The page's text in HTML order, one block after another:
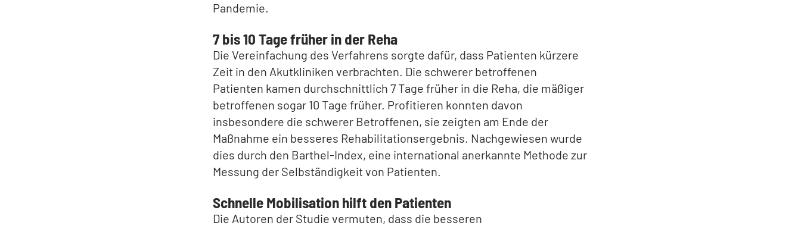
Pandemie.
7 bis 10 Tage früher in der Reha
Die Vereinfachung des Verfahrens sorgte dafür, dass Patienten kürzere
Zeit in den Akutkliniken verbrachten. Die schwerer betroffenen
Patienten kamen durchschnittlich 7 Tage früher in die Reha, die mäßiger
betroffenen sogar 10 Tage früher. Profitieren konnten davon
insbesondere die schwerer Betroffenen, sie zeigten am Ende der
Maßnahme ein besseres Rehabilitationsergebnis. Nachgewiesen wurde
dies durch den Barthel-Index, eine international anerkannte Methode zur
Messung der Selbständigkeit von Patienten.
Schnelle Mobilisation hilft den Patienten
Die Autoren der Studie vermuten, dass die besseren